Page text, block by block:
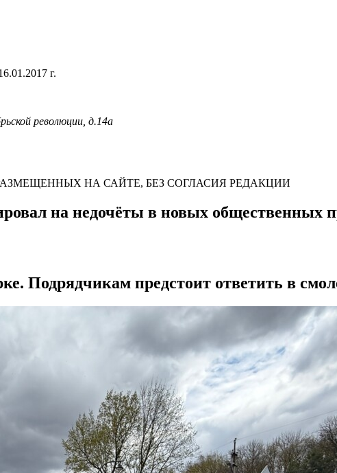
г.
революции, д.14а
НА САЙТЕ, БЕЗ СОГЛАСИЯ РЕДАКЦИИ
на недочёты в новых общественных
Подрядчикам предстоит ответить в